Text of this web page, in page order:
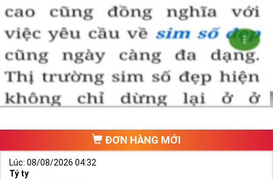
lý do nên bạn có thể chọn mua được số đẹp lại có giá cực rẻ nữa.
Ngoài ra quý khách chưa ưng ý về sim luc quy 8 có cũng thể tham
khảo thêm Sim Vinaphone,Sim Gmobile, Sim Lục Quý,Sim Lục Quý
ĐƠN HÀNG MỚI
Lúc: 08/08/2026 04:32
Tý ty